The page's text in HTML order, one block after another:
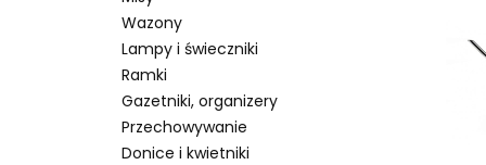
Wazony
Lampy i świeczniki
Ramki
Gazetniki, organizery
Przechowywanie
Donice i kwietniki